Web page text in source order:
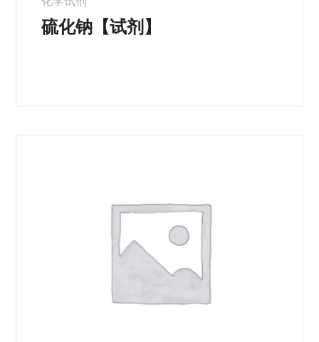
硫化钠【试剂】